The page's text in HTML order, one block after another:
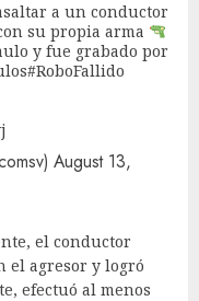
a un conductor
su propia arma
y fue grabado por
#RoboFallido
August 13,
el conductor
el agresor y logró
efectuó al menos